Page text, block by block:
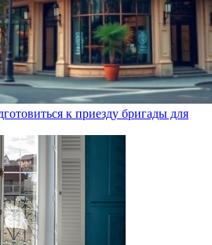
к приезду бригады для